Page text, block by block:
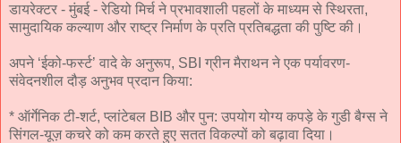
डायरेक्टर - मुंबई - रेडियो मिर्च ने प्रभावशाली पहलों के माध्यम से स्थिरता,
सामुदायिक कल्याण और राष्ट्र निर्माण के प्रति प्रतिबद्धता की पुष्टि की।
अपने ‘ईको-फर्स्ट’ वादे के अनुरूप, SBI ग्रीन मैराथन ने एक पर्यावरण-
संवेदनशील दौड़ अनुभव प्रदान किया:
* ऑर्गेनिक टी-शर्ट, प्लांटेबल BIB और पुन: उपयोग योग्य कपड़े के गुडी बैग्स ने
सिंगल-यूज़ कचरे को कम करते हुए सतत विकल्पों को बढ़ावा दिया।